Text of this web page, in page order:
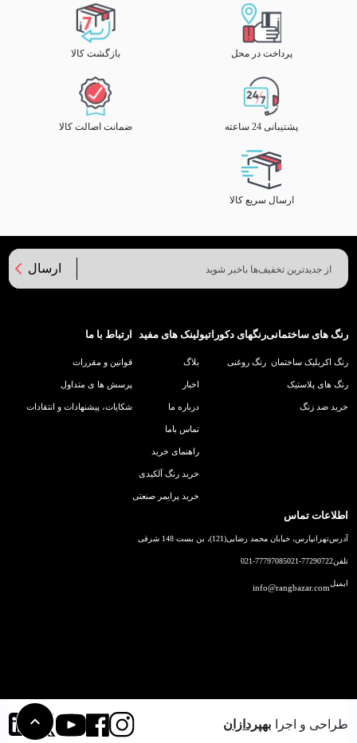
پرداخت در محل بازگشت کالا
پشتیبانی 24 ساعته ضمانت اصالت کالا
ارسال سریع کالا
ارسال
رنگ های ساختمانی
رنگ اکریلیک ساختمان
رنگ های پلاستیک
خرید ضد زنگ
رنگهای دکوراتیو
رنگ روغنی
لینک های مفید
بلاگ
اخبار
درباره ما
تماس باما
راهنمای خرید
خرید رنگ آلکیدی
خرید پرایمر صنعتی
ارتباط با ما
قوانین و مقررات
پرسش ها ی متداول
شکایات، پیشنهادات و انتقادات
اطلاعات تماس
آدرستهرانپارس، خیابان محمد رضایی(121)، بن بست 148 شرقی
تلفن021-77290722
021-77797085
ایمیلinfo@rangbazar.com
طراحی و اجرا بهپردازان